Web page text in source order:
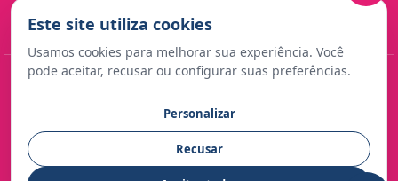
Contato para imprensa:
comunicacao@fundacaolibertas.com.br
Este site utiliza cookies
Usamos cookies para melhorar sua experiência. Você
pode aceitar, recusar ou configurar suas preferências.
Personalizar
Recusar